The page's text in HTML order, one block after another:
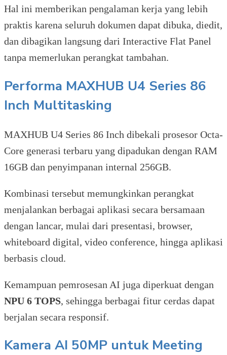
Hal ini memberikan pengalaman kerja yang lebih
praktis karena seluruh dokumen dapat dibuka, diedit,
dan dibagikan langsung dari Interactive Flat Panel
tanpa memerlukan perangkat tambahan.
Performa MAXHUB U4 Series 86
Inch Multitasking
MAXHUB U4 Series 86 Inch dibekali prosesor Octa-
Core generasi terbaru yang dipadukan dengan RAM
16GB dan penyimpanan internal 256GB.
Kombinasi tersebut memungkinkan perangkat
menjalankan berbagai aplikasi secara bersamaan
dengan lancar, mulai dari presentasi, browser,
whiteboard digital, video conference, hingga aplikasi
berbasis cloud.
Kemampuan pemrosesan AI juga diperkuat dengan
NPU 6 TOPS, sehingga berbagai fitur cerdas dapat
berjalan secara responsif.
Kamera AI 50MP untuk Meeting